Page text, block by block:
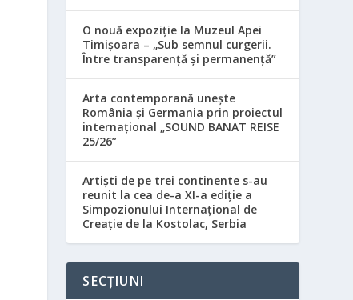
O nouă expoziție la Muzeul Apei
Timișoara – „Sub semnul curgerii.
Între transparență și permanență”
Arta contemporană unește
România și Germania prin proiectul
internațional „SOUND BANAT REISE
25/26”
Artiști de pe trei continente s-au
reunit la cea de-a XI-a ediție a
Simpozionului Internațional de
Creație de la Kostolac, Serbia
SECȚIUNI